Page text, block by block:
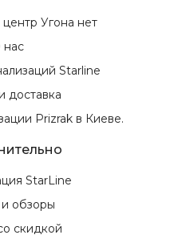
Угона нет
нас
Starline
доставка
Prizrak в Киеве.
StarLine
и обзоры
скидкой